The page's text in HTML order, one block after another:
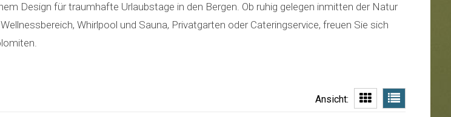
Design für traumhafte Urlaubstage in den Bergen. Ob ruhig gelegen inmitten der Natur
Whirlpool und Sauna, Privatgarten oder Cateringservice, freuen Sie sich
Ansicht: